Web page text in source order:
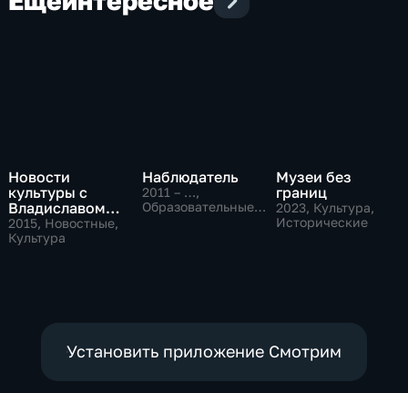
Новости
культуры с
Владиславом
Флярковским
2015, Новостные,
Культура
Наблюдатель
2011 – …,
Образовательные,
Музеи без
границ
2023, Культура,
Исторические
Установить приложение Смотрим